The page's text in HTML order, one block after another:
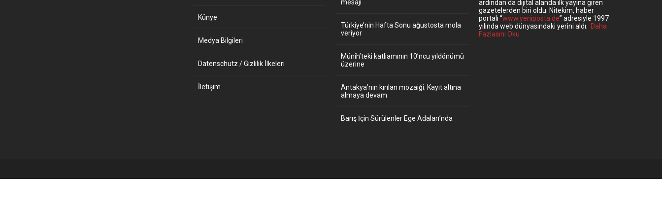
Künye
Medya Bilgileri
Datenschutz / Gizlilik İlkeleri
İletişim
mesajı
Türkiye’nin Hafta Sonu ağustosta mola
veriyor
Münih’teki katliamının 10’ncu yıldönümü
üzerine
Antakya’nın kırılan mozaiği: Kayıt altına
almaya devam
Barış İçin Sürülenler Ege Adaları’nda
ardından da dijital alanda ilk yayına giren
gazetelerden biri oldu. Nitekim, haber
portalı “www.yeniposta.de” adresiyle 1997
yılında web dünyasındaki yerini aldı.
Daha
Fazlasını Oku